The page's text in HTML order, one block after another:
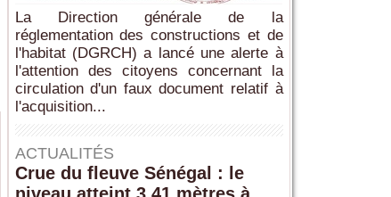
La Direction générale de la
réglementation des constructions et de
l'habitat (DGRCH) a lancé une alerte à
l'attention des citoyens concernant la
circulation d'un faux document relatif à
l'acquisition...
ACTUALITÉS
Crue du fleuve Sénégal : le